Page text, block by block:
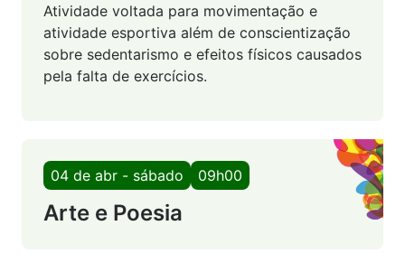
Atividade voltada para movimentação e
atividade esportiva além de conscientização
sobre sedentarismo e efeitos físicos causados
pela falta de exercícios.
04 de abr - sábado 09h00
Arte e Poesia